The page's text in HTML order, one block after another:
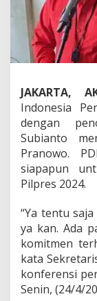
JAKARTA,
Indonesia
dengan
Subianto
Pranowo.
siapapun
Pilpres 2024.
“Ya tentu
ya kan. Ada
komitmen
kata
konferensi
Senin, (24/4/